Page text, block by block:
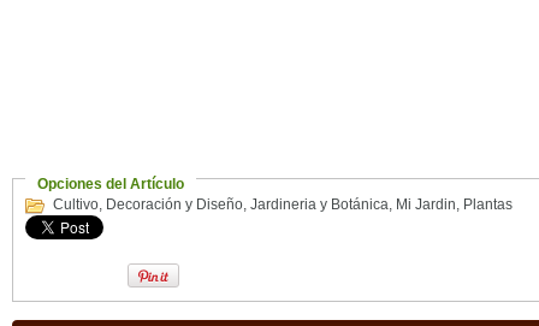
Opciones del Artículo
Cultivo, Decoración y Diseño, Jardineria y Botánica, Mi Jardin, Plantas